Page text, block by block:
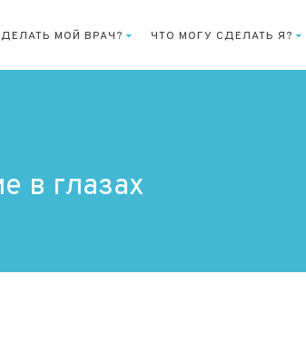
МОЙ ВРАЧ? ЧТО МОГУ СДЕЛАТЬ Я?
в глазах